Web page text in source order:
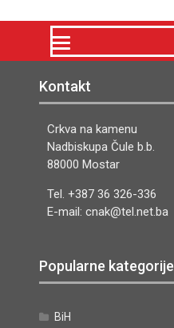
Kontakt
Crkva na kamenu
Nadbiskupa Čule b.b.
88000 Mostar
Tel. +387 36 326-336
E-mail: cnak@tel.net.ba
Popularne kategorije
BiH